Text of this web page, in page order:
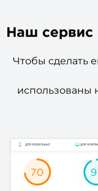
Чтобы сделать
использованы